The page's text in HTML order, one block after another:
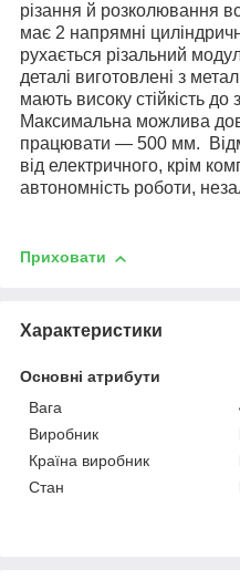
різання й розколювання
має 2 напрямні
рухається різальний
деталі виготовлені з
мають високу стійкість
Максимальна можлива
працювати — 500 мм.
від електричного, крім
автономність роботи,
Приховати
Характеристики
Основні атрибути
Вага
Виробник
Країна виробник
Стан